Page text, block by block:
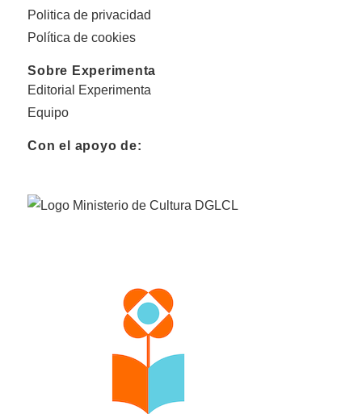
Politica de privacidad
Política de cookies
Sobre Experimenta
Editorial Experimenta
Equipo
Con el apoyo de: